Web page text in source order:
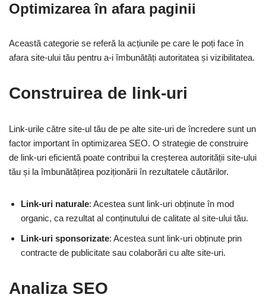
Optimizarea în afara paginii
Această categorie se referă la acțiunile pe care le poți face în
afara site-ului tău pentru a-i îmbunătăți autoritatea și vizibilitatea.
Construirea de link-uri
Link-urile către site-ul tău de pe alte site-uri de încredere sunt un
factor important în optimizarea SEO. O strategie de construire
de link-uri eficientă poate contribui la creșterea autorității site-ului
tău și la îmbunătățirea poziționării în rezultatele căutărilor.
Link-uri naturale: Acestea sunt link-uri obținute în mod
organic, ca rezultat al conținutului de calitate al site-ului tău.
Link-uri sponsorizate: Acestea sunt link-uri obținute prin
contracte de publicitate sau colaborări cu alte site-uri.
Analiza SEO